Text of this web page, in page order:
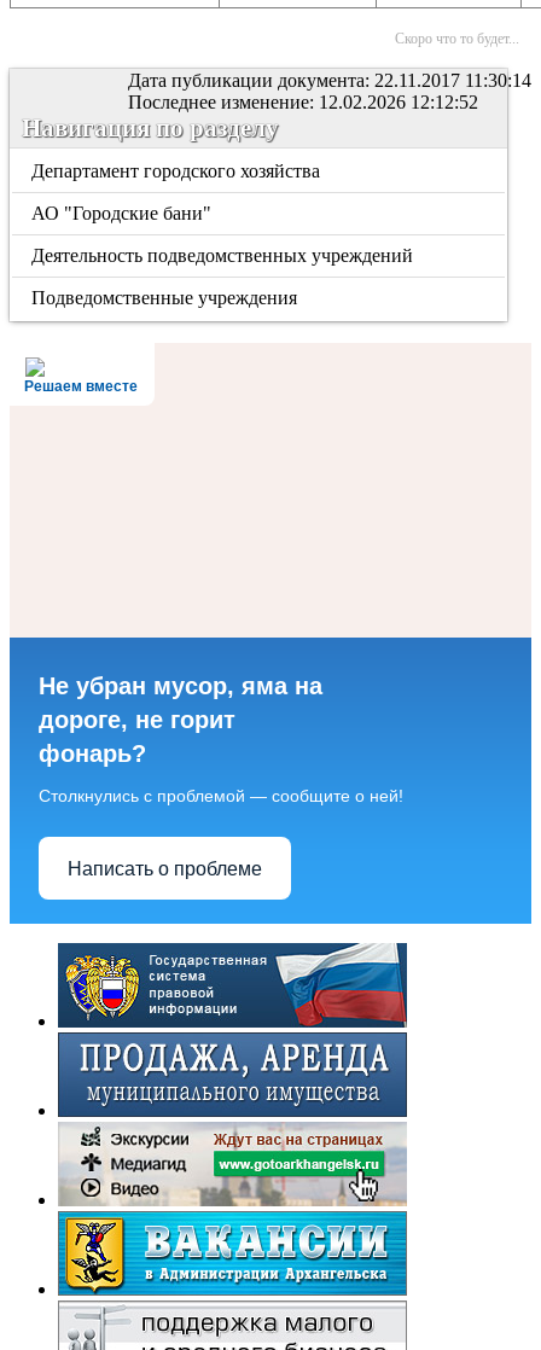
Скоро что то будет...
Дата публикации документа: 22.11.2017 11:30:14
Последнее изменение: 12.02.2026 12:12:52
Навигация по разделу
Департамент городского хозяйства
АО "Городские бани"
Деятельность подведомственных учреждений
Подведомственные учреждения
Решаем вместе
Не убран мусор, яма на
дороге, не горит
фонарь?
Столкнулись с проблемой — сообщите о ней!
Написать о проблеме